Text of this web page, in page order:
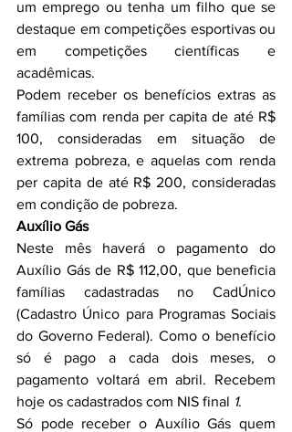
um emprego ou tenha um filho que se
destaque em competições esportivas ou
em competições científicas e
acadêmicas.
Podem receber os benefícios extras as
famílias com renda per capita de até R$
100, consideradas em situação de
extrema pobreza, e aquelas com renda
per capita de até R$ 200, consideradas
em condição de pobreza.
Auxílio Gás
Neste mês haverá o pagamento do
Auxílio Gás de R$ 112,00, que beneficia
famílias cadastradas no CadÚnico
(Cadastro Único para Programas Sociais
do Governo Federal). Como o benefício
só é pago a cada dois meses, o
pagamento voltará em abril. Recebem
hoje os cadastrados com NIS final 1.
Só pode receber o Auxílio Gás quem